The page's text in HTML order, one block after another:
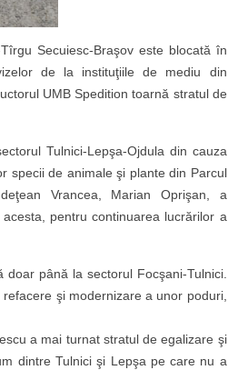
Secuiesc-Braşov este blocată în
de la instituţiile de mediu din
UMB Spedition toarnă stratul de
Tulnici-Lepşa-Ojdula din cauza
specii de animale şi plante din Parcul
Vrancea, Marian Oprişan, a
pentru continuarea lucrărilor a
până la sectorul Focşani-Tulnici.
şi modernizare a unor poduri,
a mai turnat stratul de egalizare şi
dintre Tulnici şi Lepşa pe care nu a